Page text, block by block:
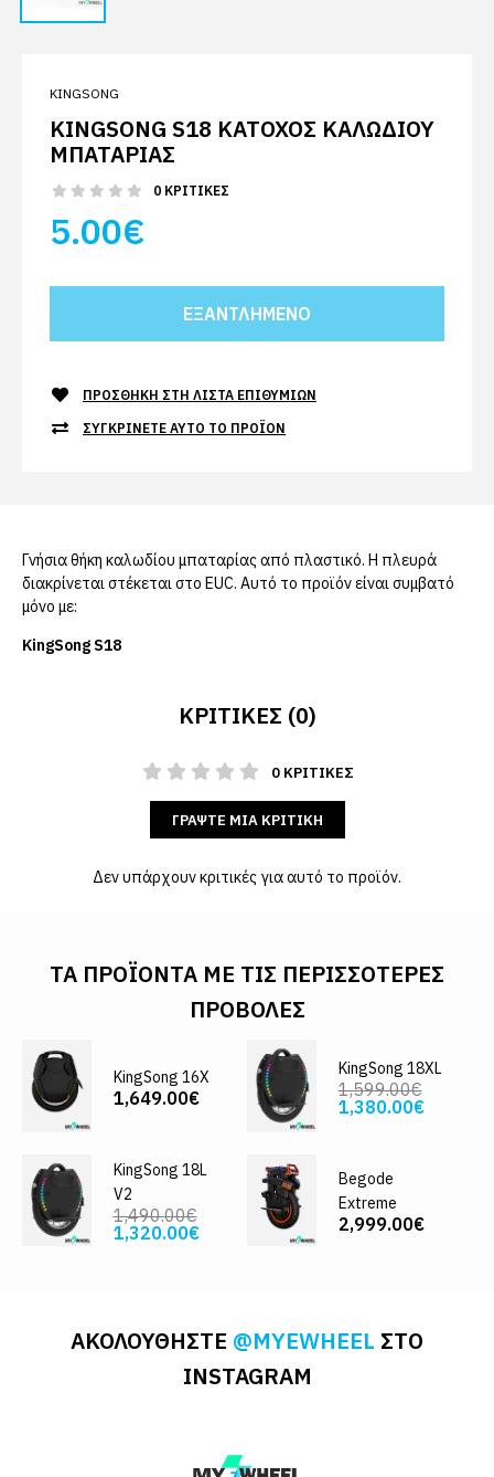
KINGSONG
KINGSONG S18 ΚΆΤΟΧΟΣ ΚΑΛΩΔΊΟΥ
ΜΠΑΤΑΡΊΑΣ
0 ΚΡΙΤΙΚΈΣ
5.00€
ΠΡΟΣΘΉΚΗ ΣΤΗ ΛΊΣΤΑ ΕΠΙΘΥΜΙΏΝ
ΣΥΓΚΡΊΝΕΤΕ ΑΥΤΌ ΤΟ ΠΡΟΪΌΝ
Γνήσια θήκη καλωδίου μπαταρίας από πλαστικό. Η πλευρά
διακρίνεται στέκεται στο EUC. Αυτό το προϊόν είναι συμβατό
μόνο με:
KingSong S18
ΚΡΙΤΙΚΈΣ (0)
0 ΚΡΙΤΙΚΈΣ
ΓΡΆΨΤΕ ΜΙΑ ΚΡΙΤΙΚΉ
Δεν υπάρχουν κριτικές για αυτό το προϊόν.
ΤΑ ΠΡΟΪΌΝΤΑ ΜΕ ΤΙΣ ΠΕΡΙΣΣΌΤΕΡΕΣ
ΠΡΟΒΟΛΈΣ
KingSong 16X
1,649.00€
KingSong 18XL
1,599.00€
1,380.00€
KingSong 18L
V2
1,490.00€
1,320.00€
Begode
Extreme
2,999.00€
ΑΚΟΛΟΥΘΗΣΤΕ @MYEWHEEL ΣΤΟ
INSTAGRAM